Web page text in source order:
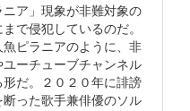
ア」現象が非難対象の
で侵犯しているのだ。
ピラニアのように、非
ーチューブチャンネル
だ。２０２０年に誹謗
った歌手兼俳優のソル